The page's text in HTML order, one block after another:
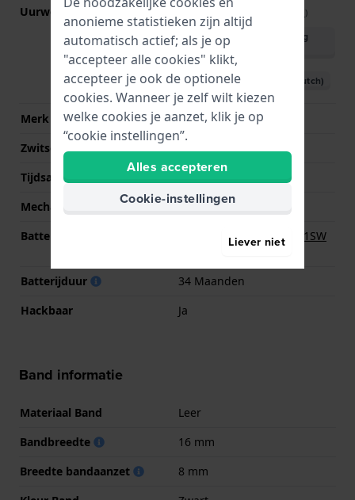
Uurwerk nr. F03.111 )
Download handleiding
Download handleiding (Dutch)
Merk uurwerk
ETA
Zwitsers uurwerk
Ja
Tijdsaanduiding
Analoog
Mechanisme
Quartz
Batterij
Renata R364 364 / SR621SW
Batterijduur
34 Maanden
Hackbaar
Ja
Band informatie
Materiaal Band
Leer
Bandbreedte
16 mm
Breedte bandaanzet
8 mm
anonieme statistieken zijn altijd
automatisch actief; als je op
"accepteer alle cookies" klikt,
accepteer je ook de optionele
cookies. Wanneer je zelf wilt kiezen
welke cookies je aanzet, klik je op
“cookie instellingen”.
Alles accepteren
Cookie-instellingen
Liever niet